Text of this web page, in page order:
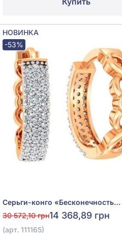
НОВИНКА
-53%
Серьги-конго «Бесконечность» из красного золота 585° с фианитом, арт. 111165
30 572,10 грн14 368,89 грн
(арт. 111165)